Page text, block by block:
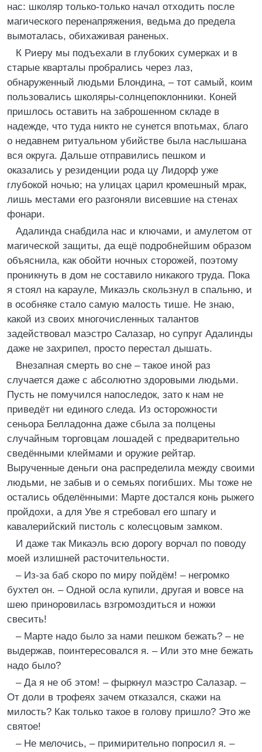
нас: школяр только-только начал отходить после
магического перенапряжения, ведьма до предела
вымоталась, обихаживая раненых.
К Риеру мы подъехали в глубоких сумерках и в
старые кварталы пробрались через лаз,
обнаруженный людьми Блондина, – тот самый, коим
пользовались школяры-солнцепоклонники. Коней
пришлось оставить на заброшенном складе в
надежде, что туда никто не сунется впотьмах, благо
о недавнем ритуальном убийстве была наслышана
вся округа. Дальше отправились пешком и
оказались у резиденции рода цу Лидорф уже
глубокой ночью; на улицах царил кромешный мрак,
лишь местами его разгоняли висевшие на стенах
фонари.
Адалинда снабдила нас и ключами, и амулетом от
магической защиты, да ещё подробнейшим образом
объяснила, как обойти ночных сторожей, поэтому
проникнуть в дом не составило никакого труда. Пока
я стоял на карауле, Микаэль скользнул в спальню, и
в особняке стало самую малость тише. Не знаю,
какой из своих многочисленных талантов
задействовал маэстро Салазар, но супруг Адалинды
даже не захрипел, просто перестал дышать.
Внезапная смерть во сне – такое иной раз
случается даже с абсолютно здоровыми людьми.
Пусть не помучился напоследок, зато к нам не
приведёт ни единого следа. Из осторожности
сеньора Белладонна даже сбыла за полцены
случайным торговцам лошадей с предварительно
сведёнными клеймами и оружие рейтар.
Вырученные деньги она распределила между своими
людьми, не забыв и о семьях погибших. Мы тоже не
остались обделёнными: Марте достался конь рыжего
пройдохи, а для Уве я стребовал его шпагу и
кавалерийский пистоль с колесцовым замком.
И даже так Микаэль всю дорогу ворчал по поводу
моей излишней расточительности.
– Из-за баб скоро по миру пойдём! – негромко
бухтел он. – Одной осла купили, другая и вовсе на
шею приноровилась взгромоздиться и ножки
свесить!
– Марте надо было за нами пешком бежать? – не
выдержав, поинтересовался я. – Или это мне бежать
надо было?
– Да я не об этом! – фыркнул маэстро Салазар. –
От доли в трофеях зачем отказался, скажи на
милость? Как только такое в голову пришло? Это же
святое!
– Не мелочись, – примирительно попросил я. –